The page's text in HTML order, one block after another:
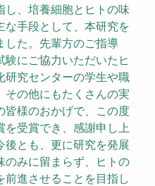
し、培養細胞とヒトの味
な手段として、本研究を
した。先輩方のご指導
験にご協力いただいたヒ
研究センターの学生や職
その他にもたくさんの実
皆様のおかげで、この度
を受賞でき、感謝申し上
後とも、更に研究を発展
のみに留まらず、ヒトの
前進させることを目指し